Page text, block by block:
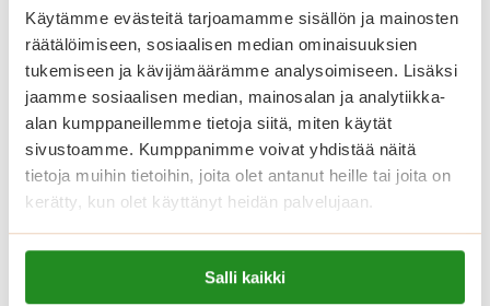
Käytämme evästeitä tarjoamamme sisällön ja mainosten
räätälöimiseen, sosiaalisen median ominaisuuksien
tukemiseen ja kävijämäärämme analysoimiseen. Lisäksi
jaamme sosiaalisen median, mainosalan ja analytiikka-
alan kumppaneillemme tietoja siitä, miten käytät
sivustoamme. Kumppanimme voivat yhdistää näitä
tietoja muihin tietoihin, joita olet antanut heille tai joita on
kerätty, kun olet käyttänyt heidän palvelujaan.
Lue lisää evästeistä:
https://sagacare.fi/evasteet/
Salli kaikki
kooltaan 43,5-87 m². Dosentinrinteen
asunnot erottuvat edukseen suurilla
parvekkeillaan, joilta avautuu kauniit
näkymät Koneenpuistoon. Lisäksi
talossa on muun muassa jalkahoitajan
tilat, saunaosasto ja pyykkitupa.